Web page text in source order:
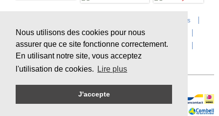
Nous utilisons des cookies pour nous
assurer que ce site fonctionne correctement.
En utilisant notre site, vous acceptez
l'utilisation de cookies.
Lire plus
J'accepte
Postes vacants
Contact
Questions? Agences
Conditions de voyage
Assurances
privacy
Durabilité